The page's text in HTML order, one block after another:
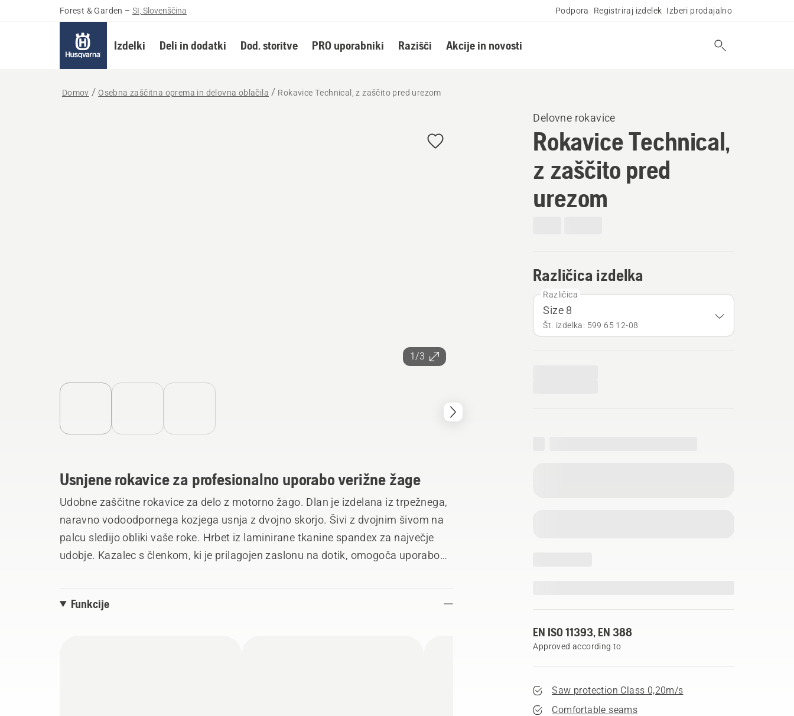
Forest & Garden – SI, Slovenščina Podpora Registriraj izdelek Izberi prodajalno
Izdelki Deli in dodatki Dod. storitve PRO uporabniki Razišči Akcije in novosti
Domov Osebna zaščitna oprema in delovna oblačila Rokavice Technical, z zaščito pred urezom
1/3
Delovne rokavice
Rokavice Technical,
z zaščito pred
urezom
Različica izdelka
Različica
Size 8
Št. izdelka: 599 65 12‑08
EN ISO 11393, EN 388
Approved according to
Saw protection Class 0,20m/s
Comfortable seams
Usnjene rokavice za profesionalno uporabo verižne žage
Udobne zaščitne rokavice za delo z motorno žago. Dlan je izdelana iz trpežnega,
naravno vodoodpornega kozjega usnja z dvojno skorjo. Šivi z dvojnim šivom na
palcu sledijo obliki vaše roke. Hrbet iz laminirane tkanine spandex za največje
udobje. Kazalec s členkom, ki je prilagojen zaslonu na dotik, omogoča uporabo
(20 m/s), in EN 388:2016. Velikost 8-10.
Funkcije